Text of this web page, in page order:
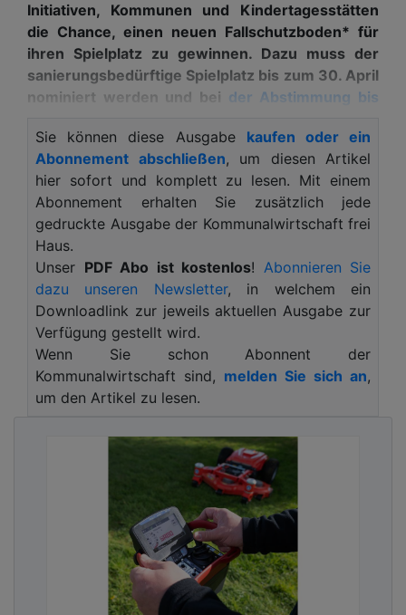
Initiativen, Kommunen und Kindertagesstätten
die Chance, einen neuen Fallschutzboden* für
ihren Spielplatz zu gewinnen. Dazu muss der
sanierungsbedürftige Spielplatz bis zum 30. April
nominiert werden und bei der Abstimmung bis
Wer sich für die Sanierung eines Spielplatzes
einsetzen möchte, der schon lange keine
lachenden Kinder mehr gesehen hat, kann diesen
einfach mit Foto, Adresse und Kurzbeschreibung
nominieren. Nach Ablauf der Nominierungsphase
am 30. April 2024 wird eine Abstimmung
durchgeführt. Die drei Spielplätze mit den meisten
Stimmen gewinnen die kind- und klimagerechte
Sanierung mit einem nachhaltigen
Fallschutzboden* aus Reifen-Gummigranulat.
Elastische Fallschutzböden aus nachhaltigem
Reifen-Gummigranulat gewährleisten seit über 40
Sicherheitsstandards. Kinder fühlen sich auf den
Böden wohl und können sich gefahrlos austoben.
Die Fallschutzböden aus recyceltem
Gummigranulat bieten wirksamen Schutz, wenn
Kinder von Spielgeräten springen oder fallen. Sie
verringern den Aufprall und reduzieren die
Verletzungsgefahr.
Sie können diese Ausgabe kaufen oder ein
Abonnement abschließen, um diesen Artikel
hier sofort und komplett zu lesen. Mit einem
Abonnement erhalten Sie zusätzlich jede
gedruckte Ausgabe der Kommunalwirtschaft frei
Haus.
Unser PDF Abo ist kostenlos! Abonnieren Sie
dazu unseren Newsletter, in welchem ein
Downloadlink zur jeweils aktuellen Ausgabe zur
Verfügung gestellt wird.
Wenn Sie schon Abonnent der
Kommunalwirtschaft sind, melden Sie sich an,
um den Artikel zu lesen.